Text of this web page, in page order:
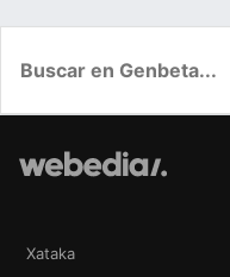
Xataka